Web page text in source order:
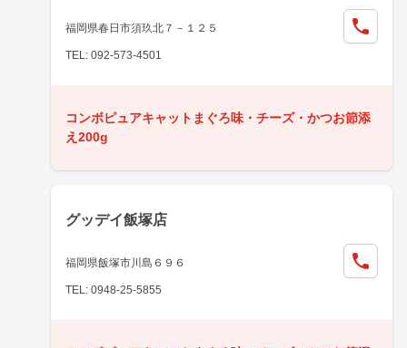
福岡県春日市須玖北７－１２５
TEL: 092-573-4501
コンボピュアキャットまぐろ味・チーズ・かつお節添
え200g
グッデイ飯塚店
福岡県飯塚市川島６９６
TEL: 0948-25-5855